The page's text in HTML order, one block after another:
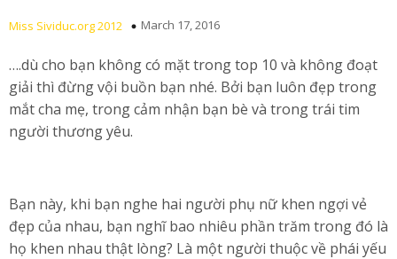
Miss Sividuc.org 2012 March 17, 2016
….dù cho bạn không có mặt trong top 10 và không đoạt
giải thì đừng vội buồn bạn nhé. Bởi bạn luôn đẹp trong
mắt cha mẹ, trong cảm nhận bạn bè và trong trái tim
người thương yêu.
Bạn này, khi bạn nghe hai người phụ nữ khen ngợi vẻ
đẹp của nhau, bạn nghĩ bao nhiêu phần trăm trong đó là
họ khen nhau thật lòng? Là một người thuộc về phái yếu